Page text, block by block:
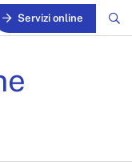
Servizi online